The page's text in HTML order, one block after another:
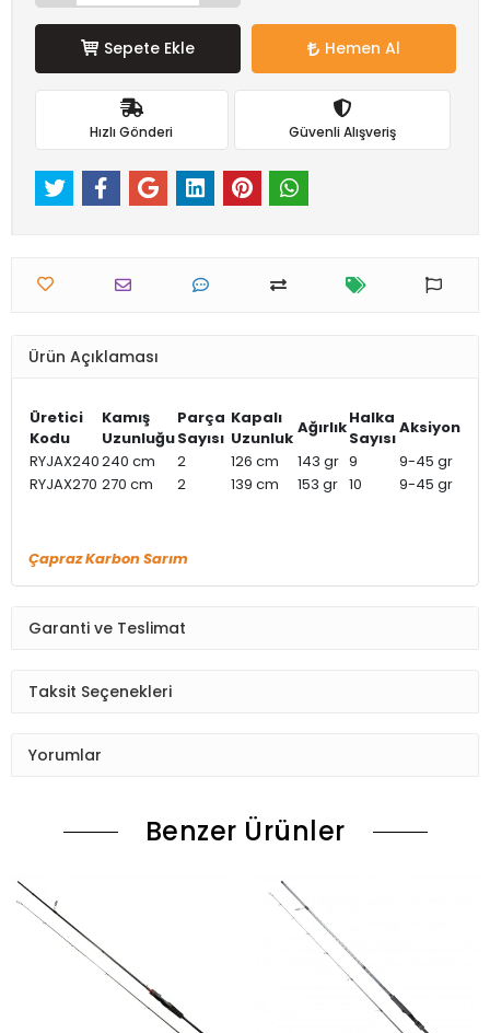
Sepete Ekle Hemen Al
Hızlı Gönderi Güvenli Alışveriş
Ürün Açıklaması
Üretici
Kodu
Kamış
Uzunluğu
Parça
Sayısı
Kapalı
Uzunluk
AğırlıkHalka
Sayısı
Aksiyon
RYJAX240240 cm 2 126 cm 143 gr 9
9-45 gr
RYJAX270 270 cm 2 139 cm 153 gr 10 9-45 gr
Çapraz Karbon Sarım
Garanti ve Teslimat
Taksit Seçenekleri
Yorumlar
Benzer Ürünler